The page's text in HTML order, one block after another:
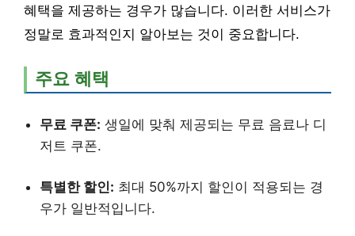
혜택을 제공하는 경우가 많습니다. 이러한 서비스가
정말로 효과적인지 알아보는 것이 중요합니다.
주요 혜택
무료 쿠폰: 생일에 맞춰 제공되는 무료 음료나 디
저트 쿠폰.
특별한 할인: 최대 50%까지 할인이 적용되는 경
우가 일반적입니다.